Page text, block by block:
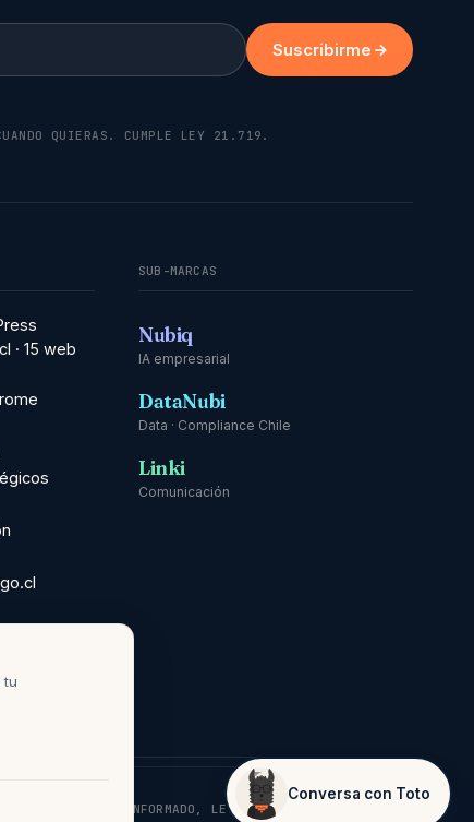
Suscribirme
QUIERAS. CUMPLE LEY 21.719.
· 15 web
SUB-MARCAS
Nubiq
IA empresarial
DataNubi
Data · Compliance Chile
Linki
Comunicación
INFORMADO, LEY 21.719.
¿Te puedo ayudar?
Conversa con Toto
tu